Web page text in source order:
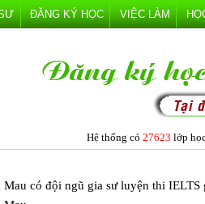
ĐĂNG KÝ HỌC VIỆC LÀM
Hệ thống có 27623 lớp
có đội ngũ gia sư luyện thi IELTS